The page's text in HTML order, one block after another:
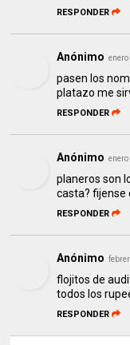
RESPONDER
Anónimo
pasen los
platazo me
RESPONDER
Anónimo
planeros son
casta? fijense
RESPONDER
Anónimo
flojitos de
todos los
RESPONDER